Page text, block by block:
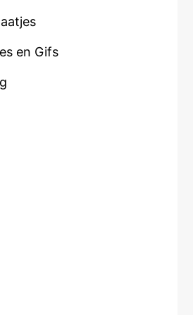
en Gifs